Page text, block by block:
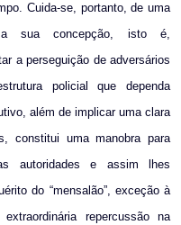
Cuida-se, portanto, de uma
a sua concepção, isto é,
a perseguição de adversários
policial que dependa
além de implicar uma clara
constitui uma manobra para
autoridades e assim lhes
do “mensalão”, exceção à
repercussão na